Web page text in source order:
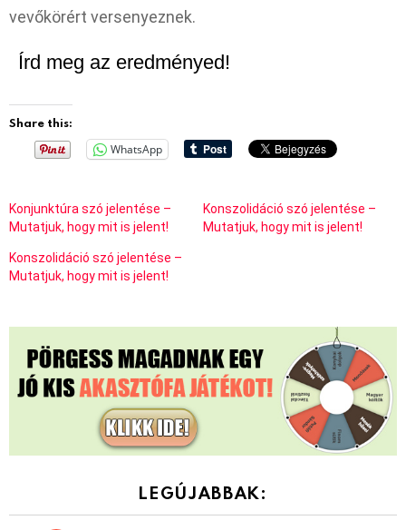
vevőkörért versenyeznek.
Írd meg az eredményed!
Share this:
WhatsApp
Konjunktúra szó jelentése –
Mutatjuk, hogy mit is jelent!
Konszolidáció szó jelentése –
Mutatjuk, hogy mit is jelent!
Konszolidáció szó jelentése –
Mutatjuk, hogy mit is jelent!
LEGÚJABBAK: